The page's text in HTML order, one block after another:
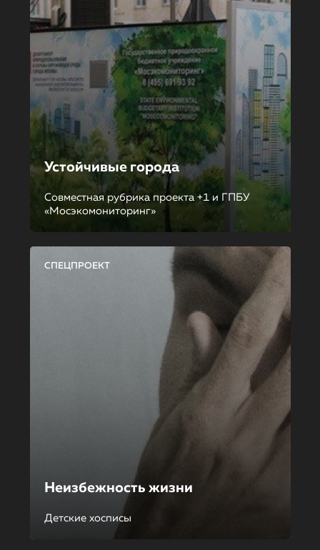
Устойчивые города
Совместная рубрика проекта +1 и ГПБУ
«Мосэкомониторинг»
СПЕЦПРОЕКТ
Неизбежность жизни
Детские хосписы